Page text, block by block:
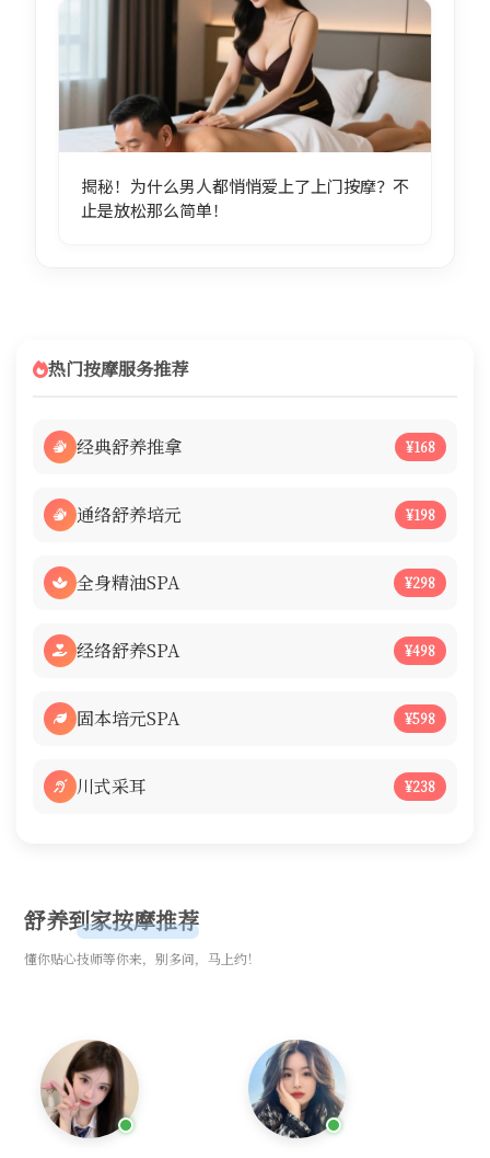
揭秘！为什么男人都悄悄爱上了上门按摩？不
止是放松那么简单！
热门按摩服务推荐
经典舒养推拿 ¥168
通络舒养培元 ¥198
全身精油SPA ¥298
经络舒养SPA ¥498
固本培元SPA ¥598
川式采耳 ¥238
舒养到家按摩推荐
懂你贴心技师等你来，别多问，马上约！